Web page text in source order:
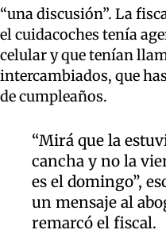
“una discusión”. La
el cuidacoches tenía
celular y que tenían
intercambiados, que
de cumpleaños.
“Mirá que la
cancha y no la
es el domingo”,
un mensaje al
remarcó el fiscal.